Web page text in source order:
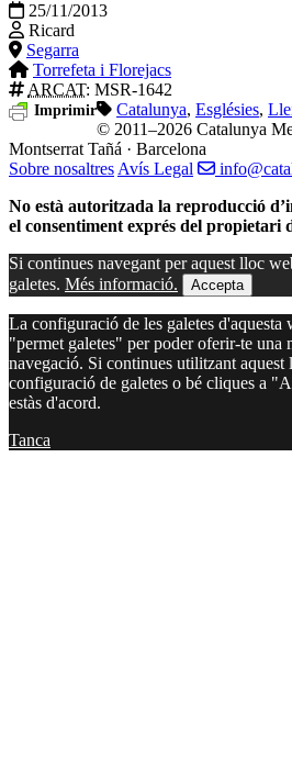
25/11/2013
Ricard
Segarra
Torrefeta i Florejacs
ARCAT: MSR-1642
Imprimir Catalunya, Esglésies,
© 2011–2026 Catalunya
Montserrat Tañá · Barcelona
Sobre nosaltres Avís Legal
No està autoritzada la reproducció
el consentiment exprés del propietari
Si continues navegant per aquest lloc
galetes. Més informació. Accepta
La configuració de les galetes d'aquesta
"permet galetes" per poder oferir-te una
navegació. Si continues utilitzant aquest
configuració de galetes o bé cliques a
estàs d'acord.
Tanca